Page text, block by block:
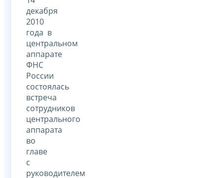
декабря
2010
года в
центральном
аппарате
ФНС
России
состоялась
встреча
сотрудников
центрального
аппарата
во
главе
с
руководителем